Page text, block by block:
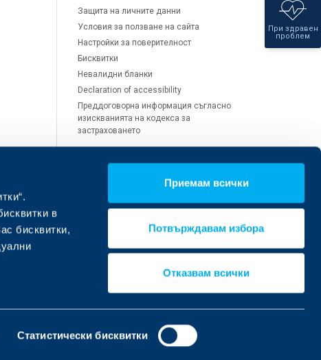
в
бисквитки,
Статистически бисквитки
Приемам всички
Потвърждавам избора
Отказвам всички
При здравен
проблем
Защита на личните данни
Условия за ползване на сайта
Настройки за поверителност
Бисквитки
Невалидни бланки
Declaration of accessibility
Преддоговорна информация съгласно
изискванията на кодекса за
застраховането
Обслужване на щети и
претенции
Помощ при откуп, злополука или